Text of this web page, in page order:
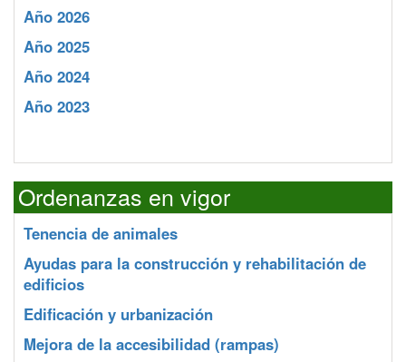
Año 2026
Año 2025
Año 2024
Año 2023
Ordenanzas en vigor
Tenencia de animales
Ayudas para la construcción y rehabilitación de
edificios
Edificación y urbanización
Mejora de la accesibilidad (rampas)